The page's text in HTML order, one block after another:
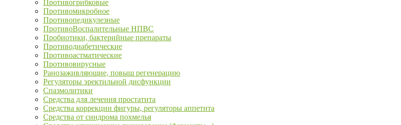
Противогрибковые
Противомикробное
Противопедикулезные
ПротивоВоспалительные НПВС
Пробиотики, бактерийные препараты
Противодиабетические
Противоастматические
Противовирусные
Ранозаживляющие, повыш регенерацию
Регуляторы эректильной дисфункции
Спазмолитики
Средства для лечения простатита
Средства коррекции фигуры, регуляторы аппетита
Средства от синдрома похмелья